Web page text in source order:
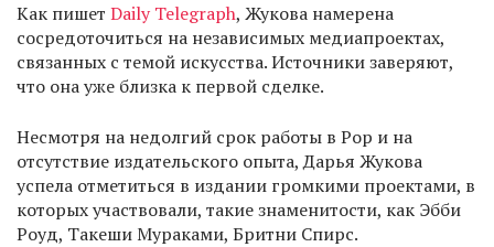
Как пишет Daily Telegraph, Жукова намерена
сосредоточиться на независимых медиапроектах,
связанных с темой искусства. Источники заверяют,
что она уже близка к первой сделке.
Несмотря на недолгий срок работы в Pop и на
отсутствие издательского опыта, Дарья Жукова
успела отметиться в издании громкими проектами, в
которых участвовали, такие знаменитости, как Эбби
Роуд, Такеши Мураками, Бритни Спирс.